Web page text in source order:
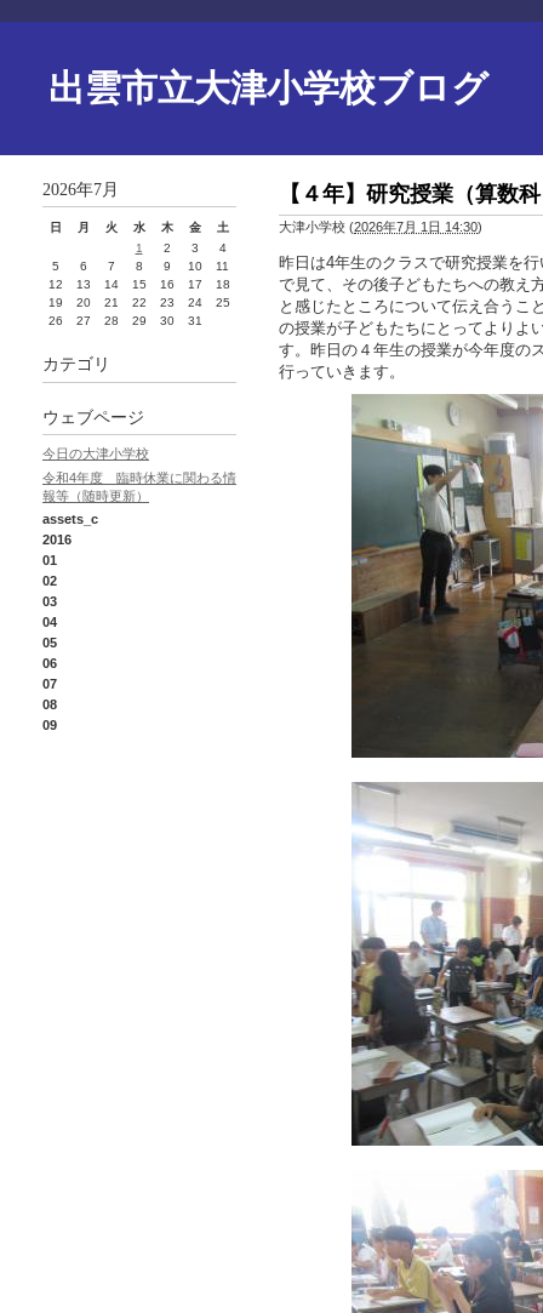
出雲市立大津小学校ブログ
【４年】研究授業（算数
大津小学校 (2026年7月 1日 14:30)
昨日は4年生のクラスで研究授業を
で見て、その後子どもたちへの教え
と感じたところについて伝え合うこ
の授業が子どもたちにとってよりよ
す。昨日の４年生の授業が今年度の
行っていきます。
2026年7月
日 月 火 水 木 金
土
1
2 3
4
5
6 7 8 9 10
11
12
13 14 15 16 17
18
19
20 21 22 23 24
25
26
27 28 29 30 31
カテゴリ
ウェブページ
今日の大津小学校
令和4年度 臨時休業に関わる情
報等（随時更新）
assets_c
2016
01
02
03
04
05
06
07
08
09